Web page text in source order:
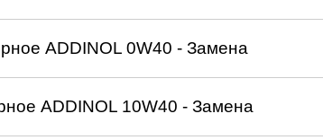
ADDINOL 0W40 - Замена
ADDINOL 10W40 - Замена